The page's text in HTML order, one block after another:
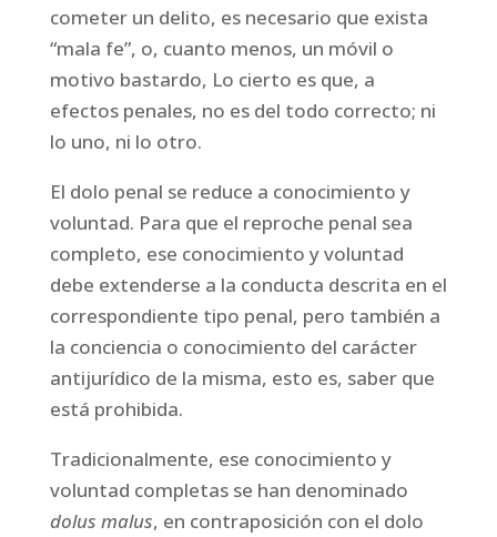
cometer un delito, es necesario que exista
“mala fe”, o, cuanto menos, un móvil o
motivo bastardo, Lo cierto es que, a
efectos penales, no es del todo correcto; ni
lo uno, ni lo otro.
El dolo penal se reduce a conocimiento y
voluntad. Para que el reproche penal sea
completo, ese conocimiento y voluntad
debe extenderse a la conducta descrita en el
correspondiente tipo penal, pero también a
la conciencia o conocimiento del carácter
antijurídico de la misma, esto es, saber que
está prohibida.
Tradicionalmente, ese conocimiento y
voluntad completas se han denominado
dolus malus, en contraposición con el dolo